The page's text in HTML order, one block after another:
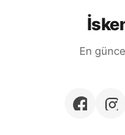
En